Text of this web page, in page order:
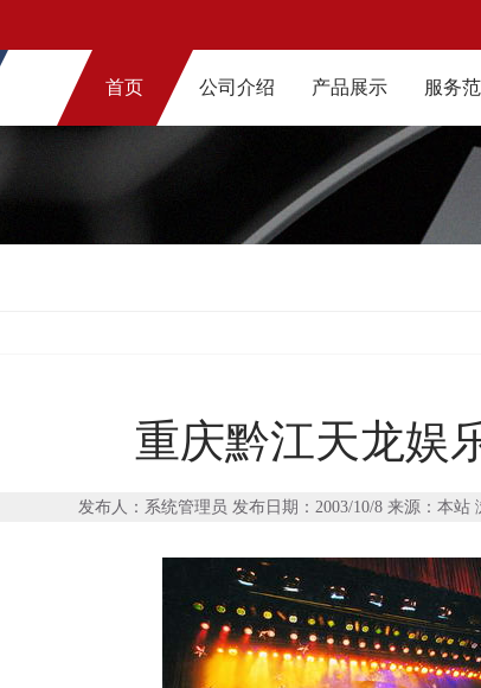
首页 公司介绍 产品展示 服务
重庆黔江天龙娱
发布人：系统管理员 发布日期：2003/10/8 来源：本站